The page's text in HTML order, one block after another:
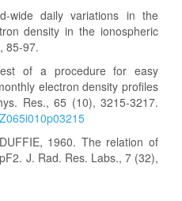
wide daily variations in the
density in the ionospheric
85-97.
of a procedure for easy
electron density profiles
Res., 65 (10), 3215-3217.
1960. The relation of
J. Rad. Res. Labs., 7 (32),